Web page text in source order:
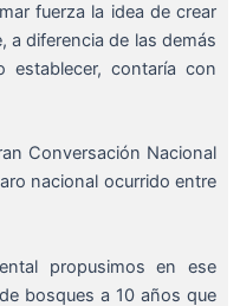
fuerza la idea de crear
a diferencia de las demás
establecer, contaría con
Conversación Nacional
nacional ocurrido entre
propusimos en ese
bosques a 10 años que